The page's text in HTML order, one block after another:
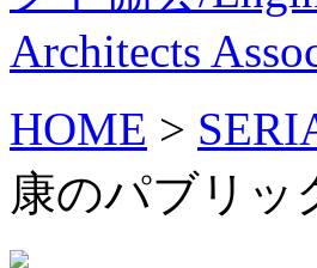
HOME >
康のパブリッ